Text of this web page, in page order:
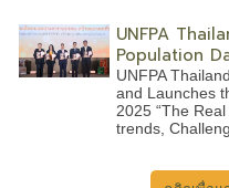
UNFPA
Population
UNFPA
and Launches
2025 “The
trends,